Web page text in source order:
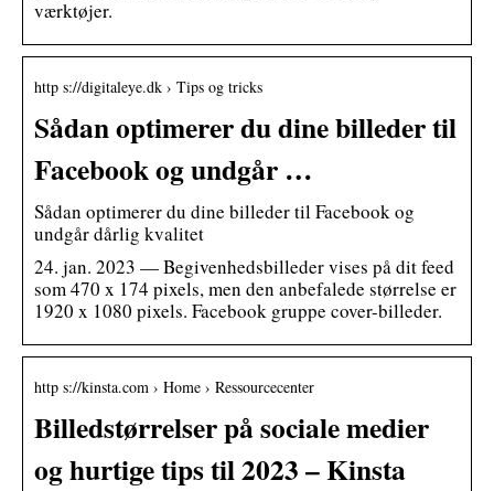
værktøjer.
http s://digitaleye.dk › Tips og tricks
Sådan optimerer du dine billeder til
Facebook og undgår …
Sådan optimerer du dine billeder til Facebook og
undgår dårlig kvalitet
24. jan. 2023 — Begivenhedsbilleder vises på dit feed
som 470 x 174 pixels, men den anbefalede størrelse er
1920 x 1080 pixels. Facebook gruppe cover-billeder.
http s://kinsta.com › Home › Ressourcecenter
Billedstørrelser på sociale medier
og hurtige tips til 2023 – Kinsta